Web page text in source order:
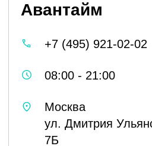
Авантайм
+7 (495) 921-02-02
08:00 - 21:00
Москва
ул. Дмитрия
7Б